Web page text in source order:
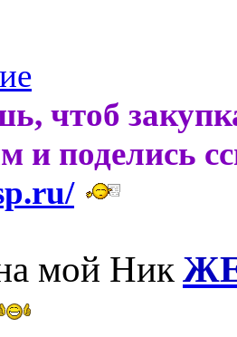
чтоб
и поделись
мой Ник